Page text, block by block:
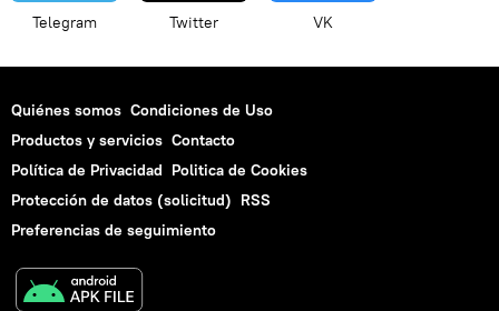
Telegram Twitter VK
Quiénes somos Condiciones de Uso
Productos y servicios Contacto
Política de Privacidad Politica de Cookies
Protección de datos (solicitud) RSS
Preferencias de seguimiento